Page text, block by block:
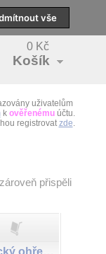
CS
0 Kč
Košík
uživatelům
k ověřenémuúčtu.
registrovatzde.
přispěli
Sada pro Fotovoltaický ohřev vody GETI GWH01 2490W 6x PV Ja Solar
vše